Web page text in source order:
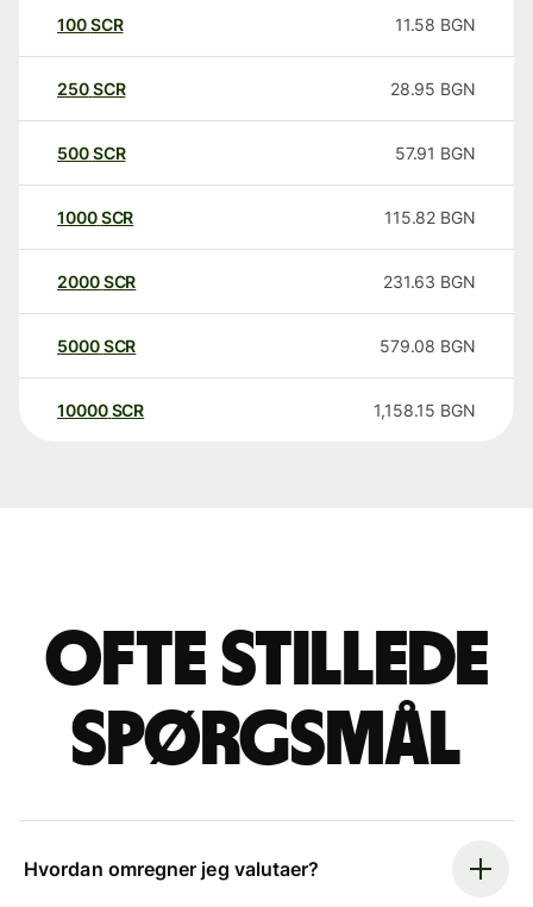
100SCR 11.58 BGN
250SCR 28.95 BGN
500SCR 57.91 BGN
1000SCR 115.82 BGN
2000SCR 231.63 BGN
5000SCR 579.08 BGN
10000 SCR 1,158.15 BGN
Ofte stillede
spørgsmål
Hvordan omregner jeg valutaer?